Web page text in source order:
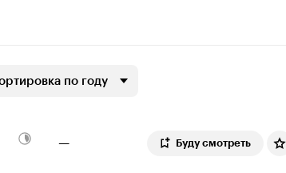
по году
— Буду смотреть